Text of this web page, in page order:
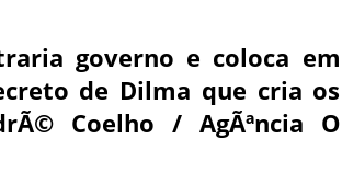
governo e coloca em
de Dilma que cria os
Coelho / AgÃªncia O